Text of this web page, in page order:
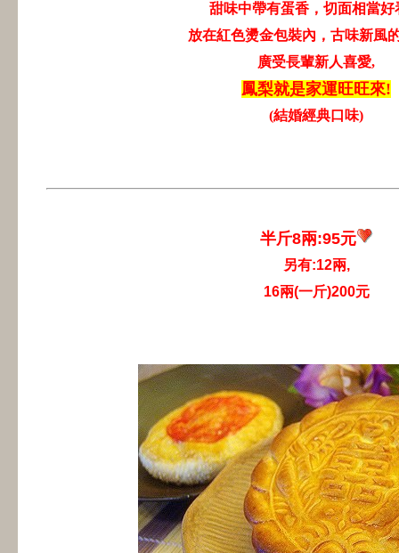
甜味中帶有蛋香，切面相當好
放在紅色燙金包裝內，古味新風
廣受長輩新人喜愛,
鳳梨就是家運旺旺來!
(結婚經典口味)
半斤8兩:95元
另有:12兩,
16兩(一斤)200元